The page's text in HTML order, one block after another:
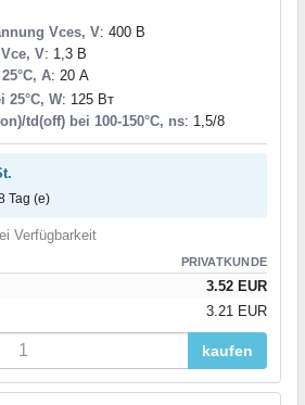
Vces, V: 400 В
V: 1,3 В
A: 20 А
25°C, W: 125 Вт
td(off) bei 100-150°C, ns: 1,5/8
Tag (e)
Verfügbarkeit
PRIVATKUNDE
3.52 EUR
3.21 EUR
kaufen